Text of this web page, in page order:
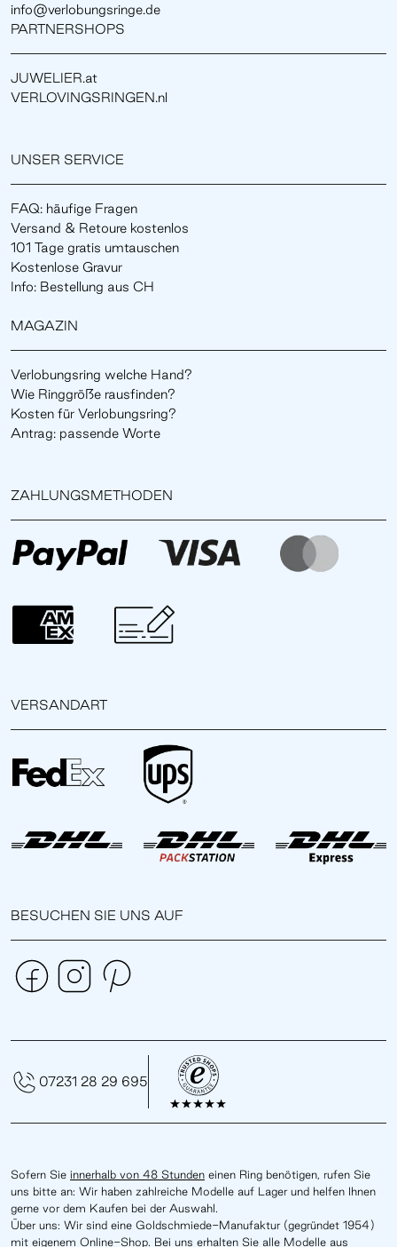
info@verlobungsringe.de
PARTNERSHOPS
JUWELIER.at
VERLOVINGSRINGEN.nl
UNSER SERVICE
FAQ: häufige Fragen
Versand & Retoure kostenlos
101 Tage gratis umtauschen
Kostenlose Gravur
Info: Bestellung aus CH
MAGAZIN
Verlobungsring welche Hand?
Wie Ringgröße rausfinden?
Kosten für Verlobungsring?
Antrag: passende Worte
ZAHLUNGSMETHODEN
VERSANDART
BESUCHEN SIE UNS AUF
Sofern Sie innerhalb von 48 Stunden einen Ring benötigen, rufen Sie
uns bitte an: Wir haben zahlreiche Modelle auf Lager und helfen Ihnen
gerne vor dem Kaufen bei der Auswahl.
Über uns: Wir sind eine Goldschmiede-Manufaktur (gegründet 1954)
mit eigenem Online-Shop. Bei uns erhalten Sie alle Modelle aus
07231 28 29 695